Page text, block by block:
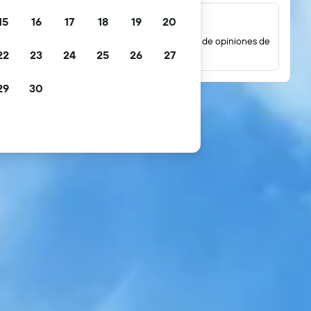
Millones de opiniones
Mira las puntuaciones basadas en millones de opiniones de
huéspedes reales.
16 17 18 19 20
23 24 25 26 27
30